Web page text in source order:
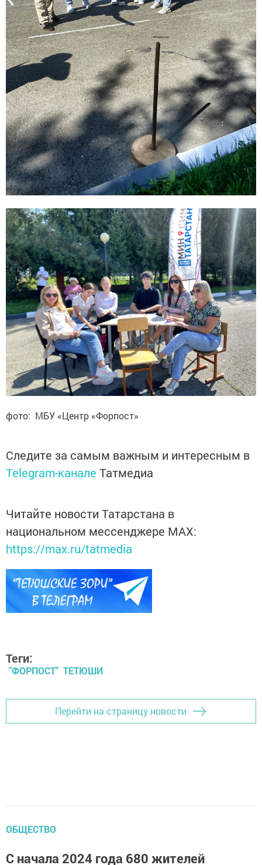
фото: МБУ «Центр «Форпост»
Следите за самым важным и интересным в
Telegram-канале Татмедиа
Читайте новости Татарстана в
национальном мессенджере MАХ:
https://max.ru/tatmedia
Теги:
"ФОРПОСТ" ТЕТЮШИ
Перейти на страницу новости
ОБЩЕСТВО
С начала 2024 года 680 жителей